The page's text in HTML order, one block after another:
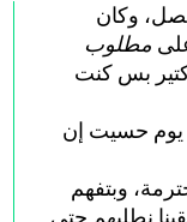
وكان
مطلوب
بس كنت
يوم حسيت إن
وبتفهم